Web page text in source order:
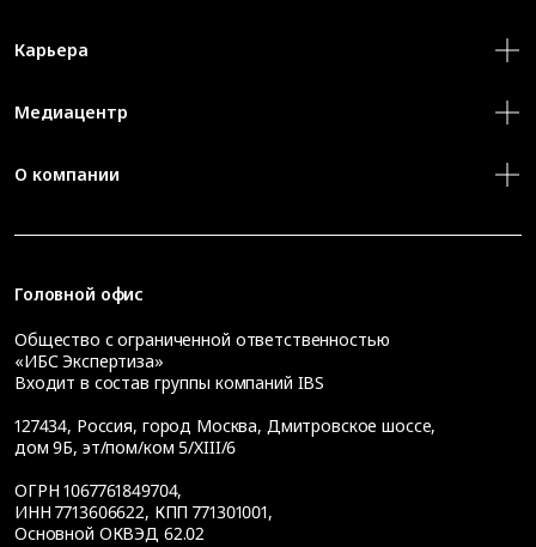
Карьера
Медиацентр
О компании
Головной офис
Общество с ограниченной ответственностью
«ИБС Экспертиза»
Входит в состав группы компаний IBS
127434, Россия, город Москва, Дмитровское шоссе,
дом 9Б, эт/пом/ком 5/XIII/6
ОГРН 1067761849704,
ИНН 7713606622, КПП 771301001,
Основной ОКВЭД 62.02